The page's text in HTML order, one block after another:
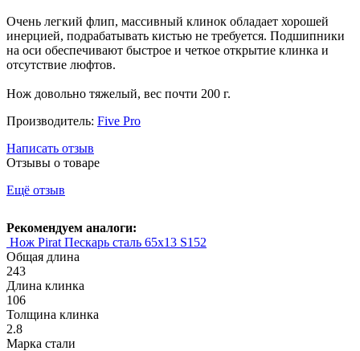
Очень легкий флип, массивный клинок обладает хорошей
инерцией, подрабатывать кистью не требуется. Подшипники
на оси обеспечивают быстрое и четкое открытие клинка и
отсутствие люфтов.
Нож довольно тяжелый, вес почти 200 г.
Производитель: Five Pro
Написать отзыв
Отзывы о товаре
Ещё отзыв
Рекомендуем аналоги:
Нож Pirat Пескарь сталь 65х13 S152
Общая длина
243
Длина клинка
106
Толщина клинка
2.8
Марка стали